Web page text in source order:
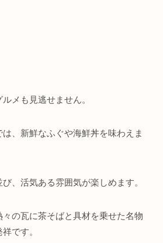
メも見逃せません。
、新鮮なふぐや海鮮丼を味わえま
、活気ある雰囲気が楽しめます。
々の瓦に茶そばと具材を乗せた名物
です。